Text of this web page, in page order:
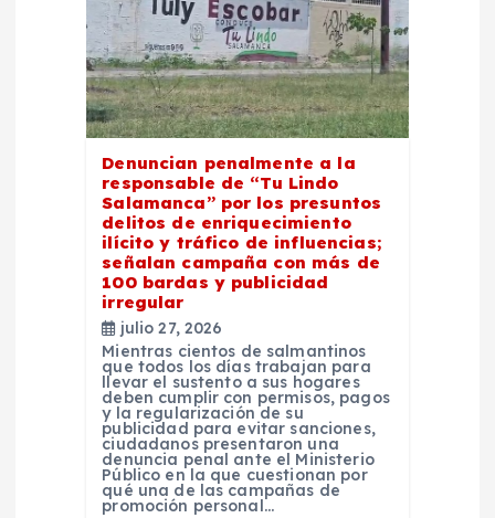
Denuncian penalmente a la
responsable de “Tu Lindo
Salamanca” por los presuntos
delitos de enriquecimiento
ilícito y tráfico de influencias;
señalan campaña con más de
100 bardas y publicidad
irregular
julio 27, 2026
Mientras cientos de salmantinos
que todos los días trabajan para
llevar el sustento a sus hogares
deben cumplir con permisos, pagos
y la regularización de su
publicidad para evitar sanciones,
ciudadanos presentaron una
denuncia penal ante el Ministerio
Público en la que cuestionan por
qué una de las campañas de
promoción personal…